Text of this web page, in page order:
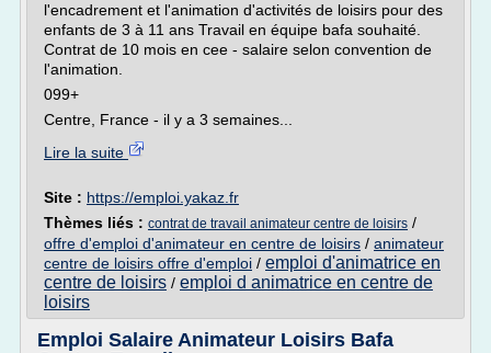
l'encadrement et l'animation d'activités de loisirs pour des
enfants de 3 à 11 ans Travail en équipe bafa souhaité.
Contrat de 10 mois en cee - salaire selon convention de
l'animation.
099+
Centre, France - il y a 3 semaines...
Lire la suite
Site : https://emploi.yakaz.fr
Thèmes liés : contrat de travail animateur centre de loisirs /
offre d'emploi d'animateur en centre de loisirs / animateur
centre de loisirs offre d'emploi / emploi d'animatrice en
centre de loisirs / emploi d animatrice en centre de
loisirs
Emploi Salaire Animateur Loisirs Bafa